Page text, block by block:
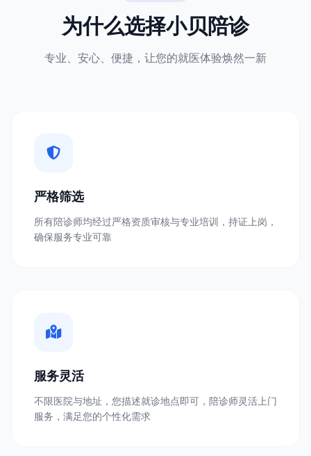
为什么选择小贝陪诊
专业、安心、便捷，让您的就医体验焕然一新
严格筛选
所有陪诊师均经过严格资质审核与专业培训，持证上岗，
确保服务专业可靠
服务灵活
不限医院与地址，您描述就诊地点即可，陪诊师灵活上门
服务，满足您的个性化需求